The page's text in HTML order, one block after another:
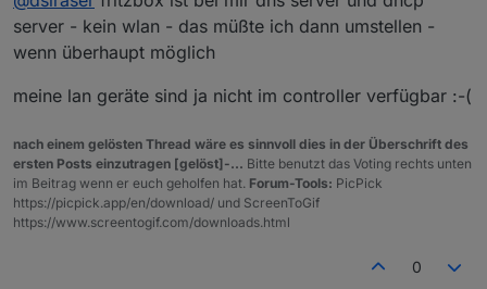
namen schon in der fritzbox pflegen und nun
auch da noch ??
In der FritzBox habe ich kein Gerät drinn, auch WLAN
ist aus. Die ist nur noch für die Telefone und
server - kein wlan - das müßte ich dann umstellen -
wenn überhaupt möglich
meine lan geräte sind ja nicht im controller verfügbar :-(
nach einem gelösten Thread wäre es sinnvoll dies in der Überschrift des
ersten Posts einzutragen [gelöst]-... Bitte benutzt das Voting rechts unten
im Beitrag wenn er euch geholfen hat. Forum-Tools: PicPick
https://picpick.app/en/download/ und ScreenToGif
https://www.screentogif.com/downloads.html
0